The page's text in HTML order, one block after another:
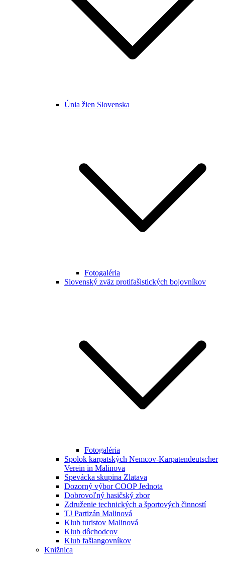
Únia žien Slovenska
Fotogaléria
Slovenský zväz protifašistických bojovníkov
Fotogaléria
Spolok karpatských Nemcov-Karpatendeutscher
Verein in Malinova
Spevácka skupina Zlatava
Dozorný výbor COOP Jednota
Dobrovoľný hasičský zbor
Združenie technických a športových činností
TJ Partizán Malinová
Klub turistov Malinová
Klub dôchodcov
Klub fašiangovníkov
Knižnica